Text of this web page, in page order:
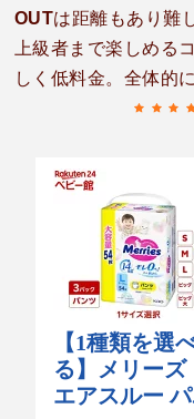
OUTは距離もあり難
上級者まで楽しめる
しく低料金。全体的